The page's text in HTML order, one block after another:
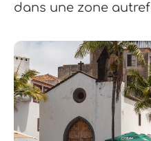
dans une zone